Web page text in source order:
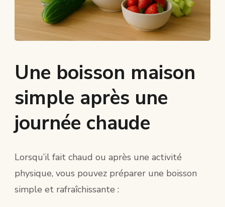
Une boisson maison
simple après une
journée chaude
Lorsqu’il fait chaud ou après une activité
physique, vous pouvez préparer une boisson
simple et rafraîchissante :